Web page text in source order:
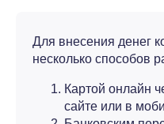
Для внесения денег
несколько способов
Картой онлайн
сайте или в